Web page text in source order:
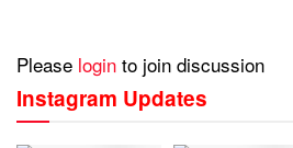
Please login to join discussion
Instagram Updates